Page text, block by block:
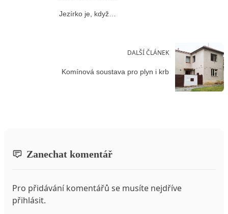
Jezírko je, když…
DALŠÍ ČLÁNEK
Komínová soustava pro plyn i krb
Zanechat komentář
Pro přidávání komentářů se musíte nejdříve
přihlásit.